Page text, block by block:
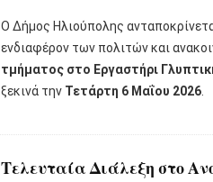
Ο Δήμος Ηλιούπολης
ενδιαφέρον των πολιτών και
τμήματος στο Εργαστήρι
ξεκινά την Τετάρτη 6 Μαΐου 2026.
Τελευταία Διάλεξη στο